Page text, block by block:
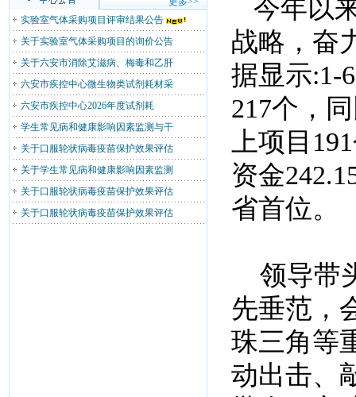
实验室气体采购项目评审结果公告
关于实验室气体采购项目的询价公告
关于六安市消除艾滋病、梅毒和乙肝
六安市疾控中心微生物类试剂耗材采
六安市疾控中心2026年度试剂耗
学生常见病和健康影响因素监测与干
关于口服轮状病毒疫苗保护效果评估
关于学生常见病和健康影响因素监测
关于口服轮状病毒疫苗保护效果评估
关于口服轮状病毒疫苗保护效果评估
今年以
战略，奋
据显示:1-
217个，
上项目
资金
省首位。
领导带
先垂范，
珠三角等
动出击、